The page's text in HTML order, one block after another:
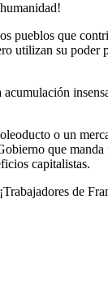
pueblos que
utilizan su
o un
que
capitalistas.
de